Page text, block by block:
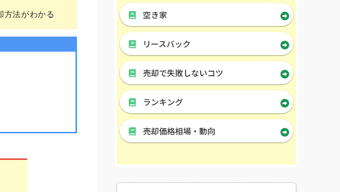
方法がわかる 空き家
リースバック
売却で失敗しないコツ
ランキング
売却価格相場・動向